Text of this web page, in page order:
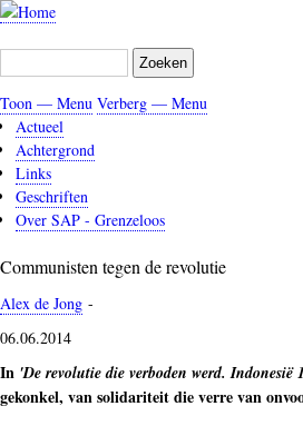
Overslaan
de
inhoud
gaan
Zoeken
Menu
Toon — Menu Verberg — Menu
Actueel
Achtergrond
Links
Geschriften
Over SAP - Grenzeloos
Communisten tegen de revolutie
Alex de Jong -
06.06.2014
In 'De revolutie die verboden werd. Indonesië
gekonkel, van solidariteit die verre van